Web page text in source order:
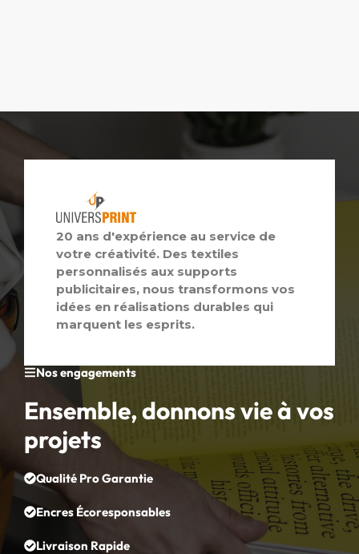
Nos engagements
Ensemble, donnons vie à vos
projets
Qualité Pro Garantie
Encres Écoresponsables
Livraison Rapide
20 ans d'expérience au service de
votre créativité. Des textiles
personnalisés aux supports
publicitaires, nous transformons vos
idées en réalisations durables qui
marquent les esprits.